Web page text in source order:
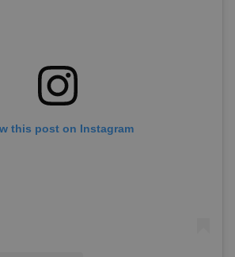
this post on Instagram